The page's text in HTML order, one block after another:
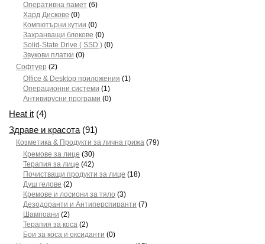
Оперативна памет (6)
Хард Дискове (0)
Компютърни кутии (0)
Захранващи блокове (0)
Solid-State Drive ( SSD ) (0)
Звукови платки (0)
Софтуер (2)
Office & Desktop приложения (1)
Операционни системи (1)
Антивирусни програми (0)
Heat it (4)
Здраве и красота (91)
Козметика & Продукти за лична грижа (79)
Кремове за лице (30)
Терапия за лице (42)
Почистващи продукти за лице (18)
Душ гелове (2)
Кремове и лосиони за тяло (3)
Дезодоранти и Антиперспиранти (7)
Шампоани (2)
Терапия за коса (2)
Бои за коса и оксиданти (0)